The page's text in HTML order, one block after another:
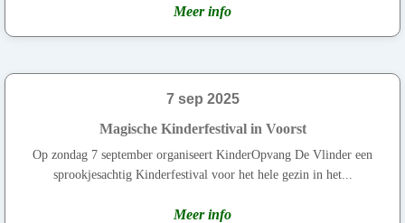
Meer info
7 sep 2025
Magische Kinderfestival in Voorst
Op zondag 7 september organiseert KinderOpvang De Vlinder een
sprookjesachtig Kinderfestival voor het hele gezin in het...
Meer info